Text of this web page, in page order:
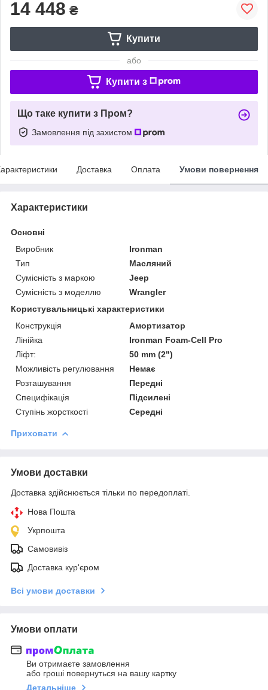
14 448 ₴
Купити
або
Купити з
Що таке купити з Пром?
Замовлення під захистом
Доставка Оплата Умови повернення
Характеристики
Основні
Виробник
Ironman
Тип
Масляний
Сумісність з маркою
Jeep
Сумісність з моделлю
Wrangler
Користувальницькі характеристики
Конструкція
Амортизатор
Лінійка
Ironman Foam-Cell Pro
Ліфт:
50 mm (2")
Можливість регулювання
Немає
Розташування
Передні
Специфікація
Підсилені
Ступінь жорсткості
Середні
Приховати
Умови доставки
Доставка здійснюється тільки по передоплаті.
Нова Пошта
Укрпошта
Самовивіз
Доставка кур'єром
Всі умови доставки
Умови оплати
Ви отримаєте замовлення
або гроші повернуться на вашу картку
Детальніше